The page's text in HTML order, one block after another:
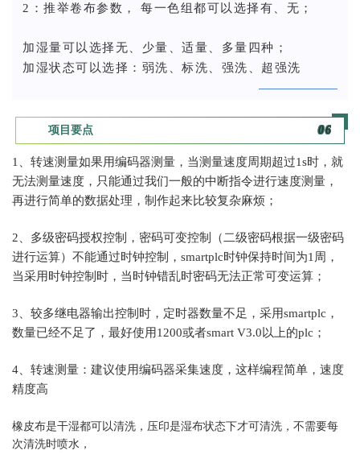
2：推举卷布参数， 每一色组都可以选择有、无；
加湿量可以选择无、少量、适量、多量四种；
加湿状态可以选择：弱洗、标洗、强洗、超强洗
项目要点 06
1、转速测量如果用编码器测量，当测量速度周期超过1s时，就
无法测量速度，只能通过我们一般的中断指令进行速度测量，
再进行简单的数据处理，制作起来比较复杂麻烦；
2、多级密码授权控制
，密码可变控制（二级密码根据一级密码
进行运算）不能通过时钟控制，smartplc时钟保持时间为1周，
当采用时钟控制时，当时钟错乱时密码无法正常可变运算；
3、较多继电器输出控制时，定时器数量不足，采用smartplc，
数量已经不足了，最好使用1200或者smart V3.0以上的plc；
4、转速测量：建议使用编码器采集速度，这样编程简单，速度
精度高
橡皮布是干湿都可以清洗，压印是湿布状态下才可清洗，不需要每
次清洗时喷水，